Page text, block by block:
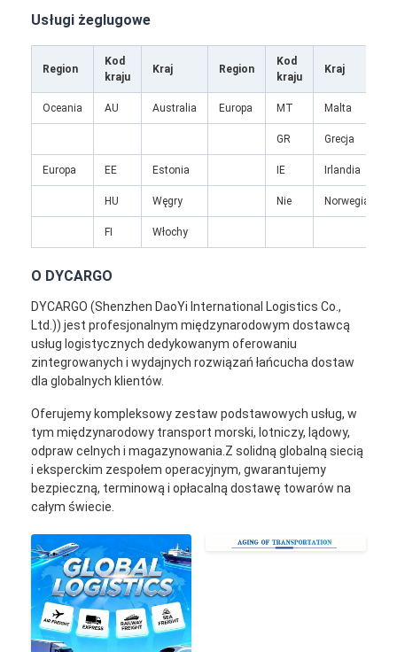
Spedycja Międzynarodowa
Spedycja lotnicza
Dostawa DDP z Chin
ekspresowa WYSYŁKA
Wyślij do Amazonu
Transport ciężarowy
Usługa magazynowania
Usługi żeglugowe
Region
Kod
kraju
Kraj Region
Kod
kraju
Kraj
Oceania AU Australia Europa MT Malta
GR Grecja
Europa EE Estonia IE Irlandia
HU Węgry Nie Norwegia
FI Włochy
O DYCARGO
DYCARGO (Shenzhen DaoYi International Logistics Co.,
Ltd.)) jest profesjonalnym międzynarodowym dostawcą
usług logistycznych dedykowanym oferowaniu
zintegrowanych i wydajnych rozwiązań łańcucha dostaw
dla globalnych klientów.
Oferujemy kompleksowy zestaw podstawowych usług, w
tym międzynarodowy transport morski, lotniczy, lądowy,
odpraw celnych i magazynowania.Z solidną globalną siecią
i eksperckim zespołem operacyjnym, gwarantujemy
bezpieczną, terminową i opłacalną dostawę towarów na
całym świecie.